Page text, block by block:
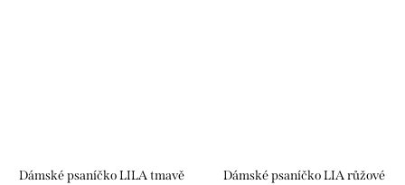
Dámské psaníčko LILA tmavě
Dámské psaníčko LIA růžové